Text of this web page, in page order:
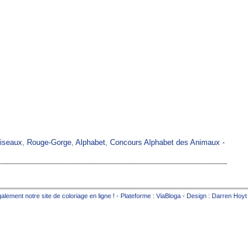
Rouge-Gorge Alphabet Concours Alphabet des Animaux -
notre site de coloriage en ligne ! - Plateforme : ViaBloga - Design : Darren Hoyt